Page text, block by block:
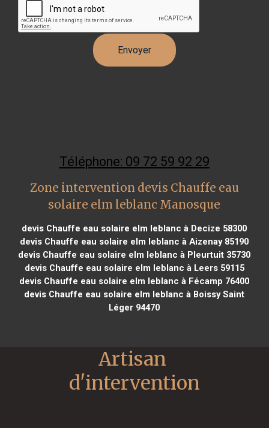
Téléphone: 09 72 59 92 29
Zone intervention devis Chauffe eau
solaire elm leblanc Manosque
devis Chauffe eau solaire elm leblanc à Decize 58300
devis Chauffe eau solaire elm leblanc à Aizenay 85190
devis Chauffe eau solaire elm leblanc à Pleurtuit 35730
devis Chauffe eau solaire elm leblanc à Leers 59115
devis Chauffe eau solaire elm leblanc à Fécamp 76400
devis Chauffe eau solaire elm leblanc à Boissy Saint
Léger 94470
Artisan
d'intervention